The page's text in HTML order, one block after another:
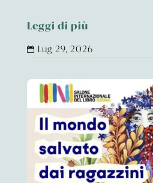
Leggi di più
 Lug 29, 2026